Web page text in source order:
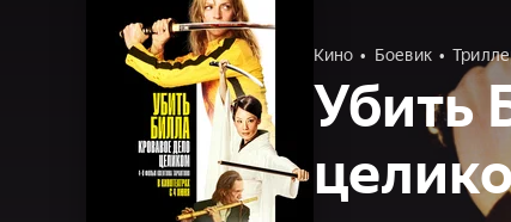
Кино Боевик
Убить